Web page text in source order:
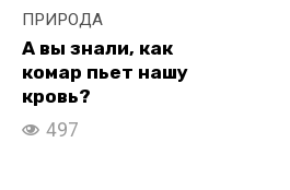
ПРИРОДА
А вы знали, как
комар пьет нашу
кровь?
497